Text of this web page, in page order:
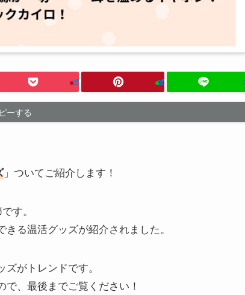
ーする
」ついてご紹介します！
す。
る温活グッズが紹介されました。
がトレンドです。
、最後までご覧ください！